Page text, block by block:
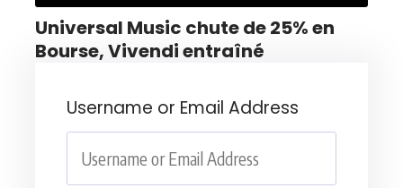
Universal Music chute de 25% en
Bourse, Vivendi entraîné
Username or Email Address